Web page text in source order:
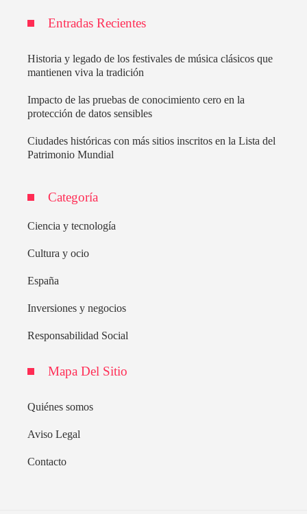
Entradas Recientes
Historia y legado de los festivales de música clásicos que
mantienen viva la tradición
Impacto de las pruebas de conocimiento cero en la
protección de datos sensibles
Ciudades históricas con más sitios inscritos en la Lista del
Patrimonio Mundial
Categoría
Ciencia y tecnología
Cultura y ocio
España
Inversiones y negocios
Responsabilidad Social
Mapa Del Sitio
Quiénes somos
Aviso Legal
Contacto